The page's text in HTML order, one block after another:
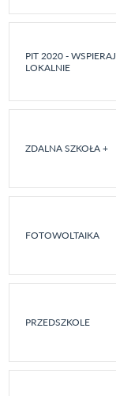
PIT 2020 - WSPIERAJ
LOKALNIE
ZDALNA SZKOŁA +
FOTOWOLTAIKA
PRZEDSZKOLE